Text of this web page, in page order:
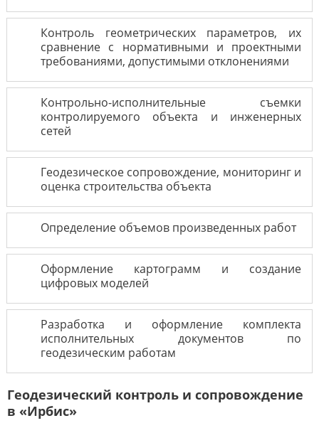
Контроль геометрических параметров, их
сравнение с нормативными и проектными
требованиями, допустимыми отклонениями
Контрольно-исполнительные съемки
контролируемого объекта и инженерных
сетей
Геодезическое сопровождение, мониторинг и
оценка строительства объекта
Определение объемов произведенных работ
Оформление картограмм и создание
цифровых моделей
Разработка и оформление комплекта
исполнительных документов по
геодезическим работам
Геодезический контроль и сопровождение
в «Ирбис»